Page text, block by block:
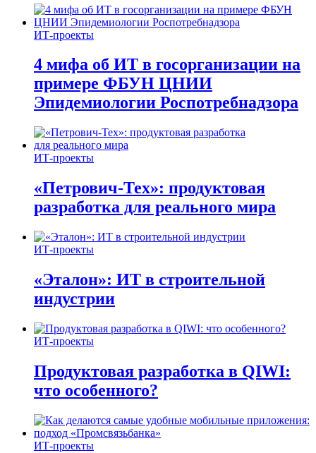
ИТ-проекты
4 мифа об ИТ в госорганизации на
примере ФБУН ЦНИИ
Эпидемиологии Роспотребнадзора
ИТ-проекты
«Петрович-Тех»: продуктовая
разработка для реального мира
ИТ-проекты
«Эталон»: ИТ в строительной
индустрии
ИТ-проекты
Продуктовая разработка в QIWI:
что особенного?
ИТ-проекты